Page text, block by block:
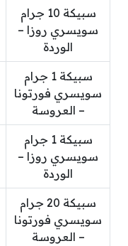
سبيكة 10 جرام
سويسري روزا –
الوردة
سبيكة 1 جرام
سويسري فورتونا
– العروسة
سبيكة 1 جرام
سويسري روزا –
الوردة
سبيكة 20 جرام
سويسري فورتونا
– العروسة